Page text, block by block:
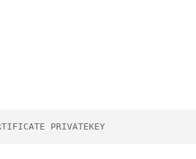
PRIVATEKEY